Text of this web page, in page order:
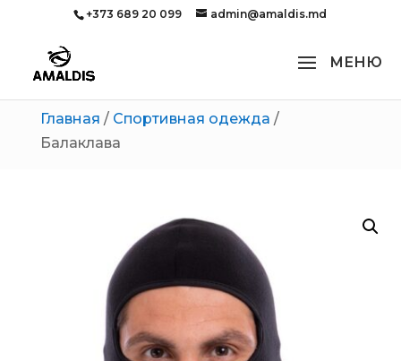
+373 689 20 099 admin@amaldis.md
Главная / Спортивная одежда /
Балаклава